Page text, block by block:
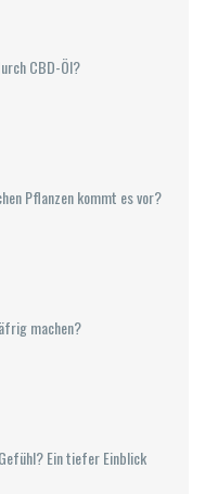
CBD-Öl?
Pflanzen kommt es vor?
machen?
Ein tiefer Einblick